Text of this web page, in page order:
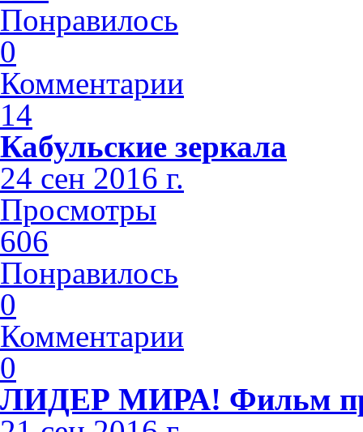
Понравилось
0
Комментарии
14
Кабульские зеркала
24 сен 2016 г.
Просмотры
606
Понравилось
0
Комментарии
0
ЛИДЕР МИРА! Фильм